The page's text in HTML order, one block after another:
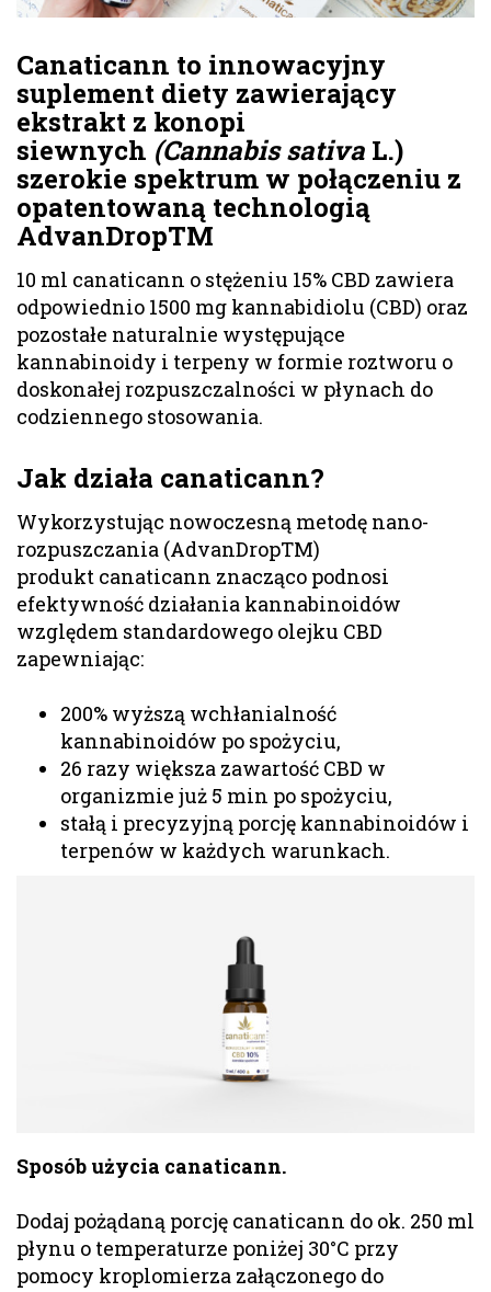
Canaticann to innowacyjny
suplement diety zawierający
ekstrakt z konopi
siewnych (Cannabis sativa L.)
szerokie spektrum w połączeniu z
opatentowaną technologią
AdvanDropTM
10 ml canaticann o stężeniu 15% CBD zawiera
odpowiednio 1500 mg kannabidiolu (CBD) oraz
pozostałe naturalnie występujące
kannabinoidy i terpeny w formie roztworu o
doskonałej rozpuszczalności w płynach do
codziennego stosowania.
Jak działa canaticann?
Wykorzystując nowoczesną metodę nano-
rozpuszczania (AdvanDropTM)
produkt canaticann znacząco podnosi
efektywność działania kannabinoidów
względem standardowego olejku CBD
zapewniając:
200% wyższą wchłanialność
kannabinoidów po spożyciu,
26 razy większa zawartość CBD w
organizmie już 5 min po spożyciu,
stałą i precyzyjną porcję kannabinoidów i
terpenów w każdych warunkach.
Sposób użycia canaticann.
Dodaj pożądaną porcję canaticann do ok. 250 ml
płynu o temperaturze poniżej 30°C przy
pomocy kroplomierza załączonego do